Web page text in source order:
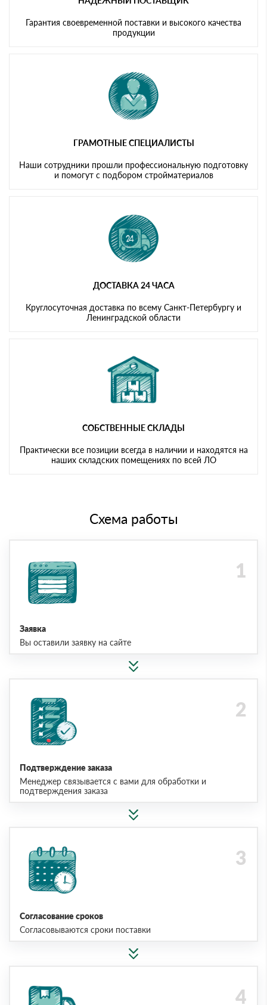
Гарантия своевременной поставки и высокого качества
продукции
ГРАМОТНЫЕ СПЕЦИАЛИСТЫ
Наши сотрудники прошли профессиональную подготовку
и помогут с подбором стройматериалов
ДОСТАВКА 24 ЧАСА
Круглосуточная доставка по всему Санкт-Петербургу и
Ленинградской области
СОБСТВЕННЫЕ СКЛАДЫ
Практически все позиции всегда в наличии и находятся на
наших складских помещениях по всей ЛО
Схема работы
Заявка
Вы оставили заявку на сайте
Подтверждение заказа
Менеджер связывается с вами для обработки и
подтверждения заказа
Согласование сроков
Согласовываются сроки поставки